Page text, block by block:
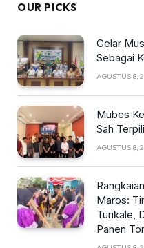
OUR PICKS
Gelar
Sebagai
AGUSTUS 8,
Mubes
Sah
AGUSTUS 8,
Maros:
Turikale,
Panen